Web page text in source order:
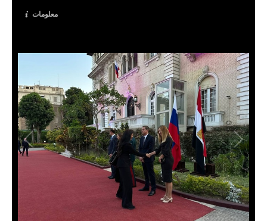
معلومات